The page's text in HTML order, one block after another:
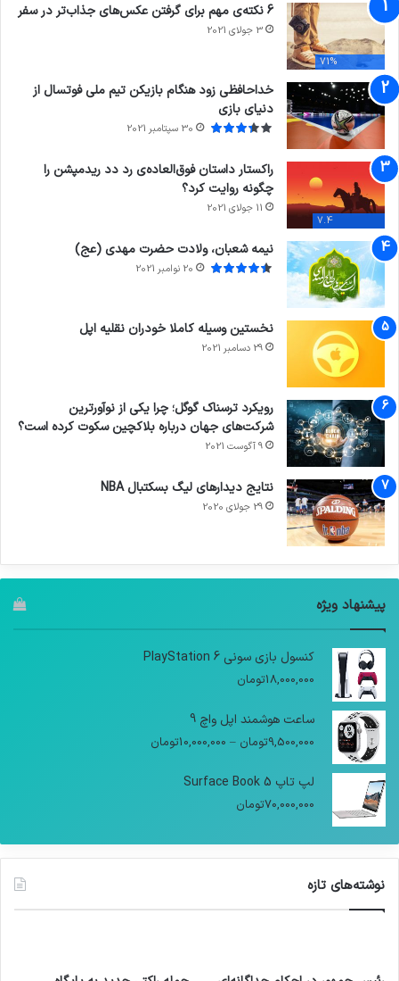
71%
6 نکته‌ی مهم برای گرفتن عکس‌های جذاب‌تر در سفر
3 جولای 2021
خداحافظی زود هنگام بازیکن تیم ملی فوتسال از
دنیای بازی
30 سپتامبر 2021
7.4
راکستار داستان فوق‌العاده‌ی رد دد ریدمپشن را
چگونه روایت کرد؟
11 جولای 2021
نیمه شعبان، ولادت حضرت مهدی (عج)
20 نوامبر 2021
نخستین وسیله کاملا خودران نقلیه اپل
29 دسامبر 2021
رویکرد ترسناک گوگل؛ چرا یکی از نوآورترین
شرکت‌های جهان درباره بلاکچین سکوت کرده است؟
9 آگوست 2021
نتایج دیدار‌های لیگ بسکتبال NBA
29 جولای 2020
پیشنهاد ویژه
کنسول بازی سونی PlayStation 6
18,000,000تومان
ساعت هوشمند اپل واچ 9
9,500,000تومان –
10,000,000تومان
لپ تاپ Surface Book 5
70,000,000تومان
نوشته‌های تازه